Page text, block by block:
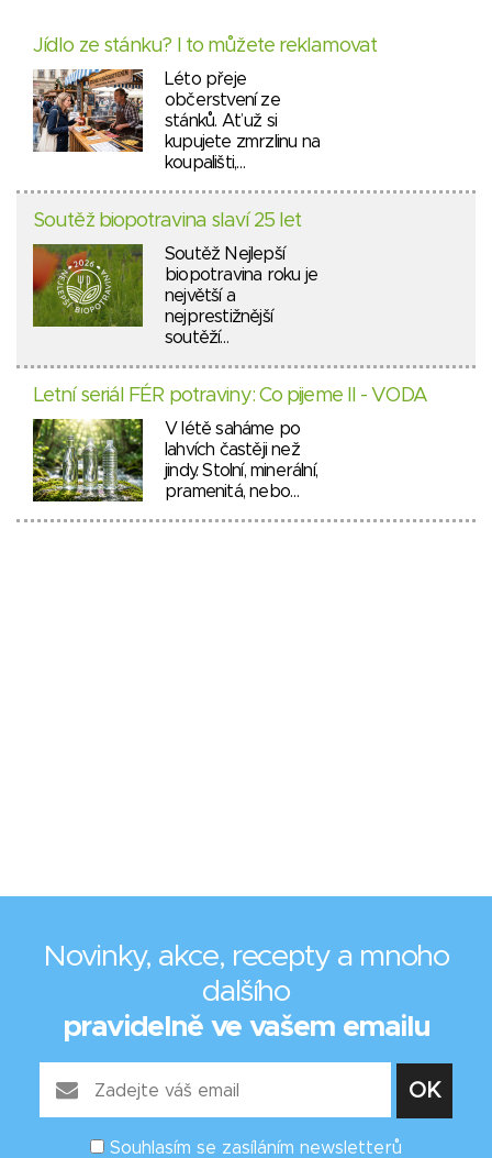
Jídlo ze stánku? I to můžete reklamovat
Léto přeje
občerstvení ze
stánků. Ať už si
kupujete zmrzlinu na
koupališti,…
Soutěž biopotravina slaví 25 let
Soutěž Nejlepší
biopotravina roku je
největší a
nejprestižnější
soutěží…
Letní seriál FÉR potraviny: Co pijeme II - VODA
V létě saháme po
lahvích častěji než
jindy. Stolní, minerální,
pramenitá, nebo…
Novinky, akce, recepty a mnoho
dalšího
pravidelně ve vašem emailu
Souhlasím se zasíláním newsletterů